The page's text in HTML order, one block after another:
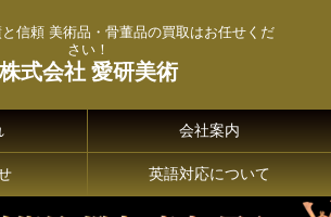
信頼 美術品・骨董品の買取はお任せくだ
さい！
株式会社 愛研美術
会社案内
英語対応について